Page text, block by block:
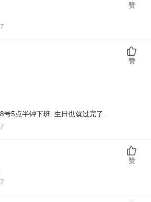
赞
号5点半钟下班. 生日也就过完了.
赞
赞